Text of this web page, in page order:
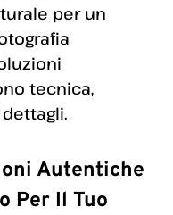
per un
tecnica,
Autentiche
Per Il Tuo